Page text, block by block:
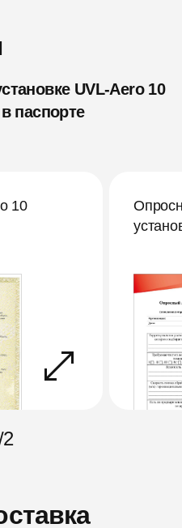
UVL-Aero 10
паспорте
10
2